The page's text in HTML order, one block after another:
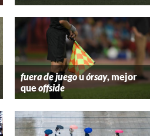
fuera de juegouórsay, mejor
queoffside